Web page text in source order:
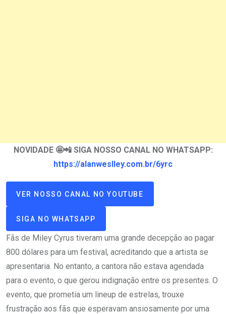
NOVIDADE 🤩📲 SIGA NOSSO CANAL NO WHATSAPP:
https://alanweslley.com.br/6yrc
VER NOSSO CANAL NO YOUTUBE
SIGA NO WHATSAPP
Fãs de Miley Cyrus tiveram uma grande decepção ao pagar
800 dólares para um festival, acreditando que a artista se
apresentaria. No entanto, a cantora não estava agendada
para o evento, o que gerou indignação entre os presentes. O
evento, que prometia um lineup de estrelas, trouxe
frustração aos fãs que esperavam ansiosamente por uma